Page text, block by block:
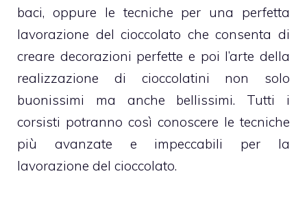
baci, oppure le tecniche per una perfetta
lavorazione del cioccolato che consenta di
creare decorazioni perfette e poi l’arte della
realizzazione di cioccolatini non solo
buonissimi ma anche bellissimi. Tutti i
corsisti potranno così conoscere le tecniche
più avanzate e impeccabili per la
lavorazione del cioccolato.